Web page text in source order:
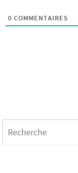
0 COMMENTAIRES